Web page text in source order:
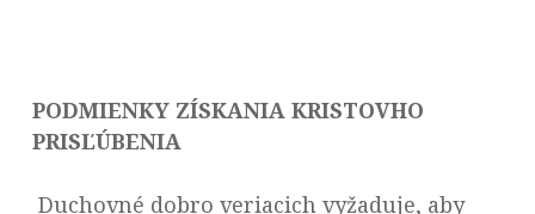
PODMIENKY ZÍSKANIA KRISTOVHO
PRISĽÚBENIA
Duchovné dobro veriacich vyžaduje, aby